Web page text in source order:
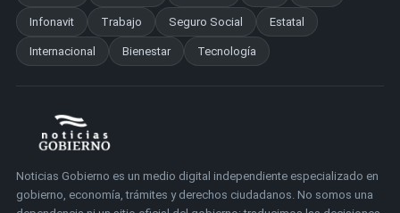
Infonavit Trabajo Seguro Social Estatal
Internacional Bienestar Tecnología
Noticias Gobierno es un medio digital independiente especializado en
gobierno, economía, trámites y derechos ciudadanos. No somos una